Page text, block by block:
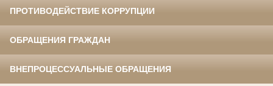
ПРОТИВОДЕЙСТВИЕ КОРРУПЦИИ
ОБРАЩЕНИЯ ГРАЖДАН
ВНЕПРОЦЕССУАЛЬНЫЕ ОБРАЩЕНИЯ